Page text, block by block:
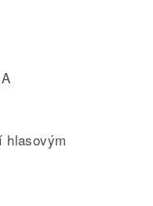
hlasovým